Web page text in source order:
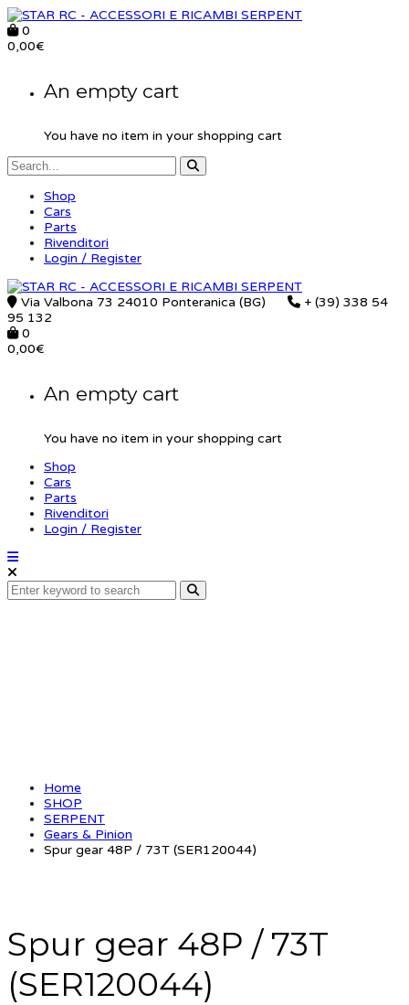
0
0,00€
An empty cart
You have no item in your shopping cart
Shop
Cars
Parts
Rivenditori
Login / Register
Via Valbona 73 24010 Ponteranica (BG)
+ (39) 338 54
95 132
0
0,00€
An empty cart
You have no item in your shopping cart
Shop
Cars
Parts
Rivenditori
Login / Register
Home
SHOP
SERPENT
Gears & Pinion
Spur gear 48P / 73T (SER120044)
Spur gear 48P / 73T
(SER120044)